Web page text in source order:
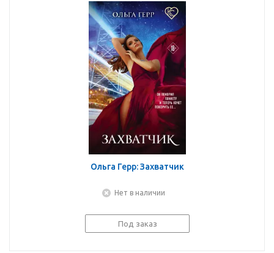
Ольга Герр: Захватчик
Нет в наличии
Под заказ